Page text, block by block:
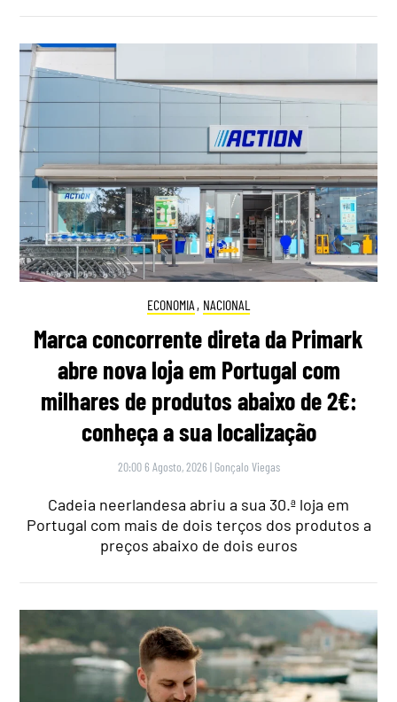
ECONOMIA , NACIONAL
Marca concorrente direta da Primark
abre nova loja em Portugal com
milhares de produtos abaixo de 2€:
conheça a sua localização
20:00 6 Agosto, 2026 | Gonçalo Viegas
Cadeia neerlandesa abriu a sua 30.ª loja em
Portugal com mais de dois terços dos produtos a
preços abaixo de dois euros